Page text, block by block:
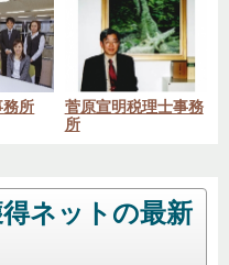
務所
菅原宣明税理士事務
所
ネットの最新